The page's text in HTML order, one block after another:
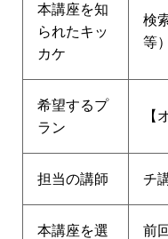
本講座を知
られたキッ
カケ
検
等）
希望するプ
ラン
【
担当の講師 チ
本講座を選
前